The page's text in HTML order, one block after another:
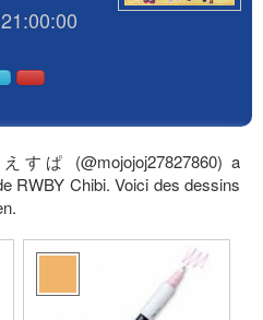
すぱ (@mojojoj27827860) a
RWBY Chibi. Voici des dessins